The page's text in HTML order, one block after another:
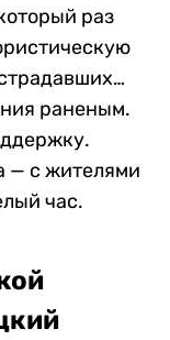
раз
раненым.
— с жителями
час.